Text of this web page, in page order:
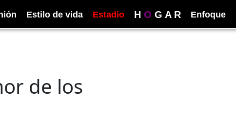
Estilo de vida Estadio H O G A R Enfoque
de los